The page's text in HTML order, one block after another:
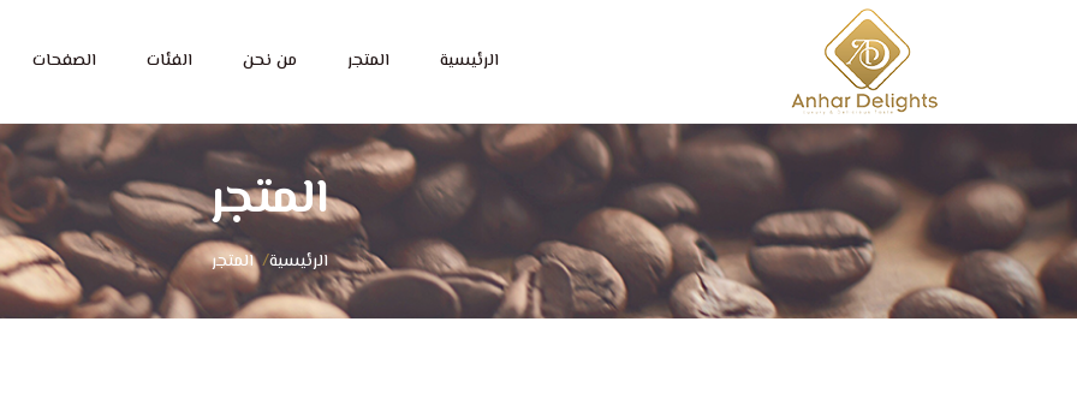
الرئيسية المتجر من نحن الفئات الصفحات
المتجر
الرئيسية/المتجر